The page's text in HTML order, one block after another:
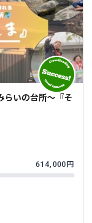
らいの台所～『そ
614,000円